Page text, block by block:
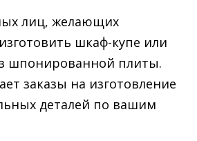
лиц, желающих
шкаф-купе или
шпонированной плиты.
заказы на изготовление
деталей по вашим